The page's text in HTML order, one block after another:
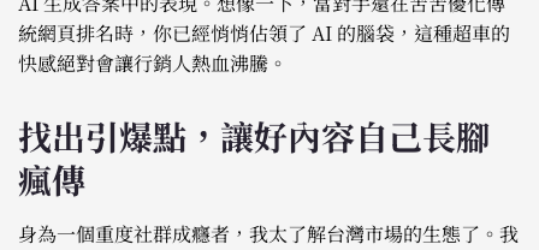
統網頁排名時，你已經悄悄佔領了 AI 的腦袋，這種超車的
快感絕對會讓行銷人熱血沸騰。
找出引爆點，讓好內容自己長腳
瘋傳
身為一個重度社群成癮者，我太了解台灣市場的生態了。我